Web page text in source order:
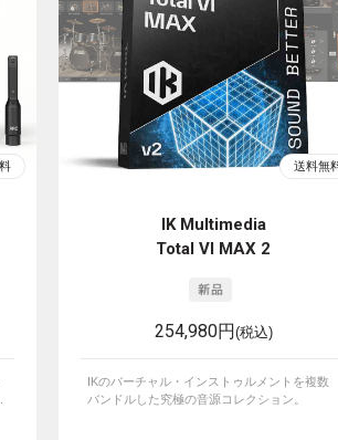
IK Multimedia
Total VI MAX 2
254,980円(税込)
IKのバーチャル・インストゥルメントを複数
バンドルした究極の音源コレクション。